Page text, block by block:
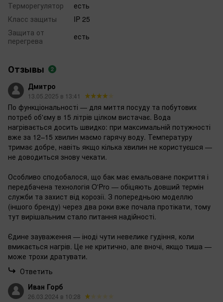
Терморегулятор
есть
Класс защиты
IP 25
Защита от
перегрева
есть
Отзывы 2
Дмитро
13.05.2025 в 13:41
По функціональності — для миття посуду та побутових
потреб об'єму в 15 літрів цілком вистачає. Вода
нагрівається досить швидко: при максимальній потужності
вже за 12–15 хвилин маємо гарячу воду. Температуру
тримає добре, навіть якщо кілька хвилин не користуєшся —
не доводиться знову чекати.
Особливо сподобалося, що бак має емальоване покриття і
передбачена технологія O'Pro — обіцяють довший термін
служби та захист від корозії. З попередньою моделлю
(іншого бренду) через два роки вже почала протікати, тому
тут вирішальним стало питання надійності.
Єдине зауваження — іноді чути невелике гудіння, коли
вмикається нагрів. Це не критично, але вночі, якщо тиша —
може трохи дратувати.
Ответить
Иван Горб
26.03.2024 в 10:28